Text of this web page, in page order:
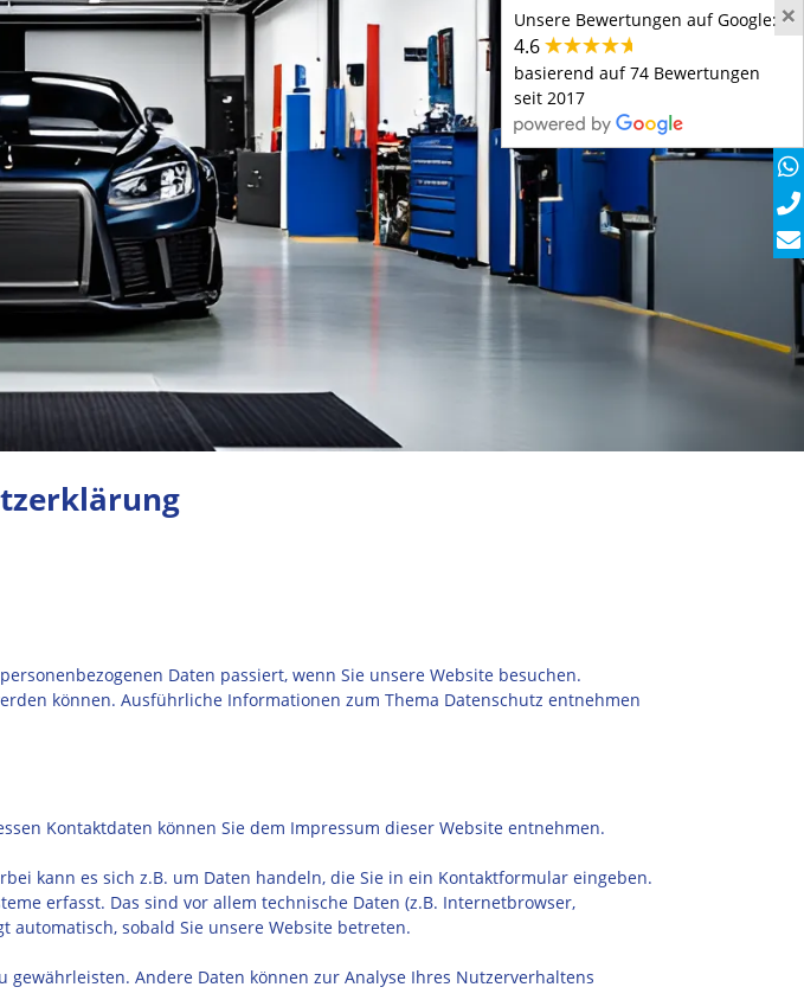
Daten passiert, wenn Sie unsere Website besuchen.
können. Ausführliche Informationen zum Thema Datenschutz entnehmen
Kontaktdaten können Sie dem Impressum dieser Website entnehmen.
kann es sich z.B. um Daten handeln, die Sie in ein Kontaktformular eingeben.
erfasst. Das sind vor allem technische Daten (z.B. Internetbrowser,
automatisch, sobald Sie unsere Website betreten.
Andere Daten können zur Analyse Ihres Nutzerverhaltens
×
Unsere Bewertungen auf Google:
4.6
basierend auf 74 Bewertungen
seit 2017